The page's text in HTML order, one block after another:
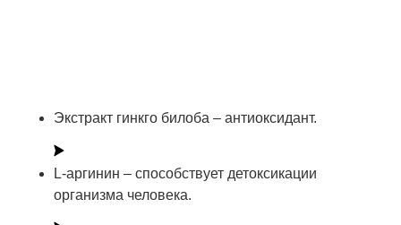
Экстракт гинкго билоба – антиоксидант.
L-аргинин – способствует детоксикации
организма человека.